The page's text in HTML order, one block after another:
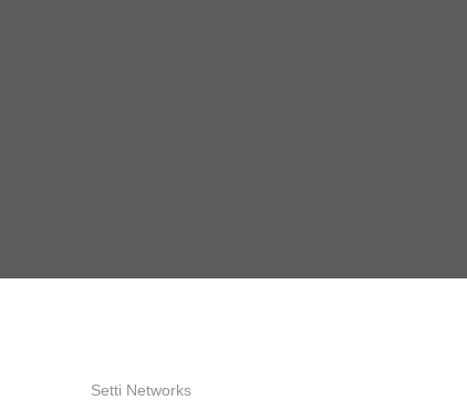
Setti Networks